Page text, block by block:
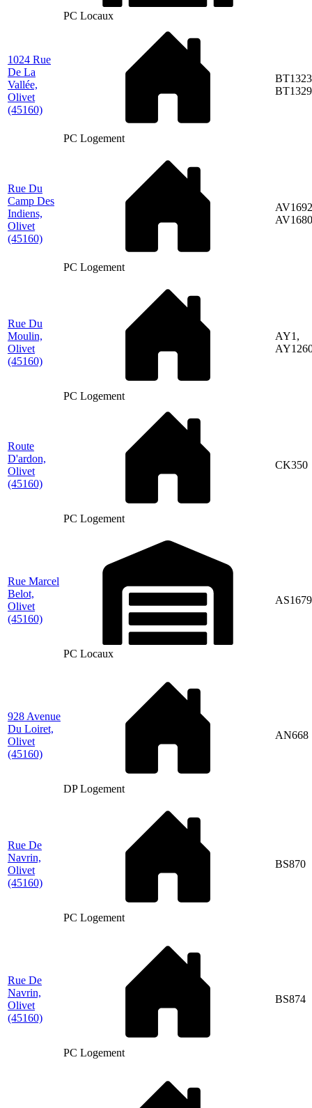
PC Locaux
1024 Rue
De La
Vallée,
Olivet
(45160)
PC Logement
BT1329
Rue Du
Camp Des
Indiens,
Olivet
(45160)
PC Logement
AV1680
Rue Du
Moulin,
Olivet
(45160)
PC Logement
AY1,
Route
D'ardon,
Olivet
(45160)
PC Logement
CK350
Rue Marcel
Belot,
Olivet
(45160)
PC Locaux
AS1679
928 Avenue
Du Loiret,
Olivet
(45160)
DP Logement
AN668
Rue De
Navrin,
Olivet
(45160)
PC Logement
BS870
Rue De
Navrin,
Olivet
(45160)
PC Logement
BS874